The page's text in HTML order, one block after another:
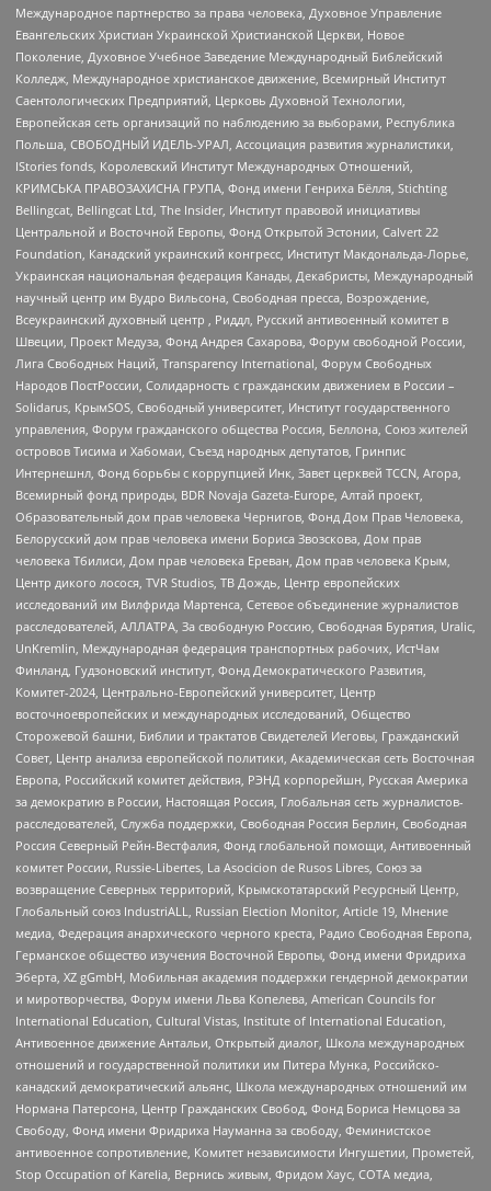
Международное партнерство за права человека, Духовное Управление
Евангельских Христиан Украинской Христианской Церкви, Новое
Поколение, Духовное Учебное Заведение Международный Библейский
Колледж, Международное христианское движение, Всемирный Институт
Саентологических Предприятий, Церковь Духовной Технологии,
Европейская сеть организаций по наблюдению за выборами, Республика
Польша, СВОБОДНЫЙ ИДЕЛЬ-УРАЛ, Ассоциация развития журналистики,
IStories fonds, Королевский Институт Международных Отношений,
КРИМСЬКА ПРАВОЗАХИСНА ГРУПА, Фонд имени Генриха Бёлля, Stichting
Bellingcat, Bellingcat Ltd, The Insider, Институт правовой инициативы
Центральной и Восточной Европы, Фонд Открытой Эстонии, Calvert 22
Foundation, Канадский украинский конгресс, Институт Макдональда-Лорье,
Украинская национальная федерация Канады, Декабристы, Международный
научный центр им Вудро Вильсона, Свободная пресса, Возрождение,
Всеукраинский духовный центр , Риддл, Русский антивоенный комитет в
Швеции, Проект Медуза, Фонд Андрея Сахарова, Форум свободной России,
Лига Свободных Наций, Transparеncy International, Форум Свободных
Народов ПостРоссии, Солидарность с гражданским движением в России –
Solidarus, КрымSOS, Свободный университет, Институт государственного
управления, Форум гражданского общества Россия, Беллона, Союз жителей
островов Тисима и Хабомаи, Съезд народных депутатов, Гринпис
Интернешнл, Фонд борьбы с коррупцией Инк, Завет церквей TCCN, Агора,
Всемирный фонд природы, BDR Novaja Gazeta-Europe, Алтай проект,
Образовательный дом прав человека Чернигов, Фонд Дом Прав Человека,
Белорусский дом прав человека имени Бориса Звозскова, Дом прав
человека Тбилиси, Дом прав человека Ереван, Дом прав человека Крым,
Центр дикого лосося, TVR Studios, ТВ Дождь, Центр европейских
исследований им Вилфрида Мартенса, Сетевое объединение журналистов
расследователей, АЛЛАТРА, За свободную Россию, Свободная Бурятия, Uralic,
UnKremlin, Международная федерация транспортных рабочих, ИстЧам
Финланд, Гудзоновский институт, Фонд Демократического Развития,
Комитет-2024, Центрально-Европейский университет, Центр
восточноевропейских и международных исследований, Общество
Сторожевой башни, Библии и трактатов Свидетелей Иеговы, Гражданский
Совет, Центр анализа европейской политики, Академическая сеть Восточная
Европа, Российский комитет действия, РЭНД корпорейшн, Русская Америка
за демократию в России, Настоящая Россия, Глобальная сеть журналистов-
расследователей, Служба поддержки, Свободная Россия Берлин, Свободная
Россия Северный Рейн-Вестфалия, Фонд глобальной помощи, Антивоенный
комитет России, Russie-Libertes, La Asocicion de Rusos Libres, Союз за
возвращение Северных территорий, Крымскотатарский Ресурсный Центр,
Глобальный союз IndustriALL, Russian Election Monitor, Article 19, Мнение
медиа, Федерация анархического черного креста, Радио Свободная Европа,
Германское общество изучения Восточной Европы, Фонд имени Фридриха
Эберта, XZ gGmbH, Мобильная академия поддержки гендерной демократии
и миротворчества, Форум имени Льва Копелева, American Councils for
International Education, Cultural Vistas, Institute of International Education,
Антивоенное движение Антальи, Открытый диалог, Школа международных
отношений и государственной политики им Питера Мунка, Российско-
канадский демократический альянс, Школа международных отношений им
Нормана Патерсона, Центр Гражданских Свобод, Фонд Бориса Немцова за
Свободу, Фонд имени Фридриха Науманна за свободу, Феминистское
антивоенное сопротивление, Комитет независимости Ингушетии, Прометей,
Stop Occupation of Karelia, Вернись живым, Фридом Хаус, СОТА медиа,